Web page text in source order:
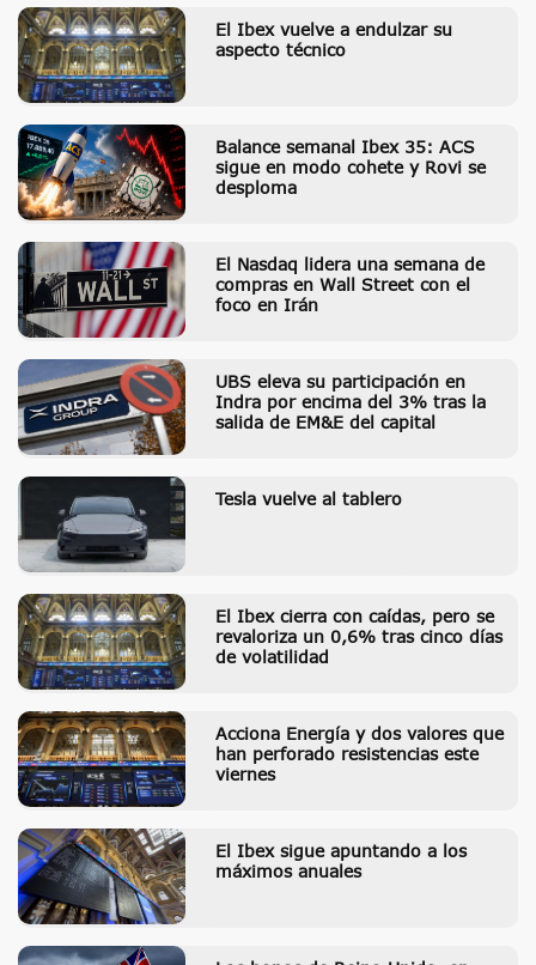
El Ibex vuelve a endulzar su
aspecto técnico
Balance semanal Ibex 35: ACS
sigue en modo cohete y Rovi se
desploma
El Nasdaq lidera una semana de
compras en Wall Street con el
foco en Irán
UBS eleva su participación en
Indra por encima del 3% tras la
salida de EM&E del capital
Tesla vuelve al tablero
El Ibex cierra con caídas, pero se
revaloriza un 0,6% tras cinco días
de volatilidad
Acciona Energía y dos valores que
han perforado resistencias este
viernes
El Ibex sigue apuntando a los
máximos anuales